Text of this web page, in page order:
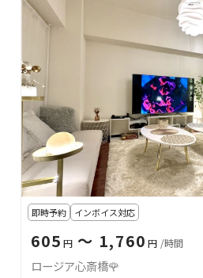
即時予約 インボイス対応
605 円 〜 1,760 円 /時間
ロージア心斎橋🌹